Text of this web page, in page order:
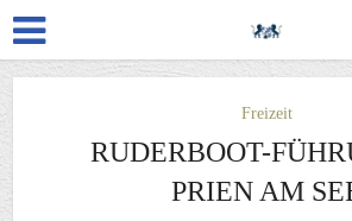
Freizeit
RUDERBOOT-
PRIEN AM